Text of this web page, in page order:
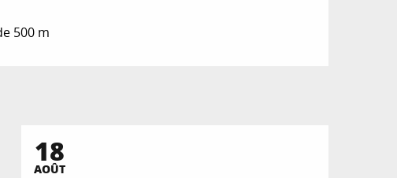
500 m
18
AOÛT